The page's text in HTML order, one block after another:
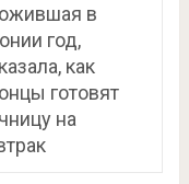
в
год,
как
готовят
на